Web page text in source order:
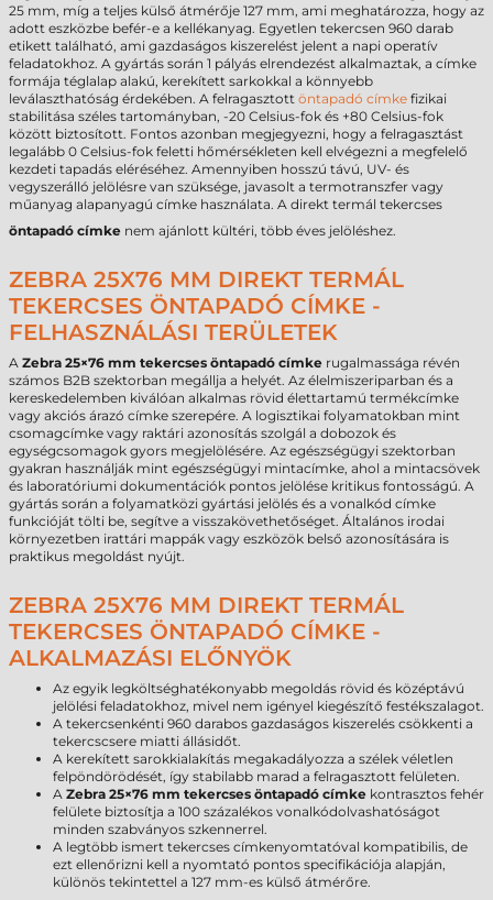
25 mm, míg a teljes külső átmérője 127 mm, ami meghatározza, hogy az
adott eszközbe befér-e a kellékanyag. Egyetlen tekercsen 960 darab
etikett található, ami gazdaságos kiszerelést jelent a napi operatív
feladatokhoz. A gyártás során 1 pályás elrendezést alkalmaztak, a címke
formája téglalap alakú, kerekített sarkokkal a könnyebb
leválaszthatóság érdekében. A felragasztott öntapadó címke fizikai
stabilitása széles tartományban, -20 Celsius-fok és +80 Celsius-fok
között biztosított. Fontos azonban megjegyezni, hogy a felragasztást
legalább 0 Celsius-fok feletti hőmérsékleten kell elvégezni a megfelelő
kezdeti tapadás eléréséhez. Amennyiben hosszú távú, UV- és
vegyszerálló jelölésre van szüksége, javasolt a termotranszfer vagy
műanyag alapanyagú címke használata. A direkt termál tekercses
öntapadó címke nem ajánlott kültéri, több éves jelöléshez.
ZEBRA 25X76 MM DIREKT TERMÁL
TEKERCSES ÖNTAPADÓ CÍMKE -
FELHASZNÁLÁSI TERÜLETEK
A Zebra 25×76 mm tekercses öntapadó címke rugalmassága révén
számos B2B szektorban megállja a helyét. Az élelmiszeriparban és a
kereskedelemben kiválóan alkalmas rövid élettartamú termékcímke
vagy akciós árazó címke szerepére. A logisztikai folyamatokban mint
csomagcímke vagy raktári azonosítás szolgál a dobozok és
egységcsomagok gyors megjelölésére. Az egészségügyi szektorban
gyakran használják mint egészségügyi mintacímke, ahol a mintacsövek
és laboratóriumi dokumentációk pontos jelölése kritikus fontosságú. A
gyártás során a folyamatközi gyártási jelölés és a vonalkód címke
funkcióját tölti be, segítve a visszakövethetőséget. Általános irodai
környezetben irattári mappák vagy eszközök belső azonosítására is
praktikus megoldást nyújt.
ZEBRA 25X76 MM DIREKT TERMÁL
TEKERCSES ÖNTAPADÓ CÍMKE -
ALKALMAZÁSI ELŐNYÖK
Az egyik legköltséghatékonyabb megoldás rövid és középtávú
jelölési feladatokhoz, mivel nem igényel kiegészítő festékszalagot.
A tekercsenkénti 960 darabos gazdaságos kiszerelés csökkenti a
tekercscsere miatti állásidőt.
A kerekített sarokkialakítás megakadályozza a szélek véletlen
felpöndörödését, így stabilabb marad a felragasztott felületen.
A Zebra 25×76 mm tekercses öntapadó címke kontrasztos fehér
felülete biztosítja a 100 százalékos vonalkódolvashatóságot
minden szabványos szkennerrel.
A legtöbb ismert tekercses címkenyomtatóval kompatibilis, de
ezt ellenőrizni kell a nyomtató pontos specifikációja alapján,
különös tekintettel a 127 mm-es külső átmérőre.